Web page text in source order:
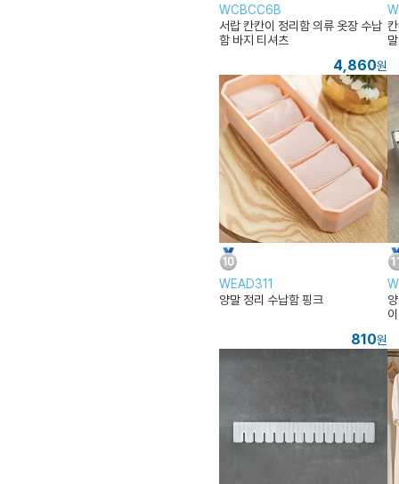
WCBCC6B
서랍 칸칸이 정리함 의류 옷장 수납
함 바지 티셔츠
4,860원
WEAD311
양말 정리 수납함 핑크
810원